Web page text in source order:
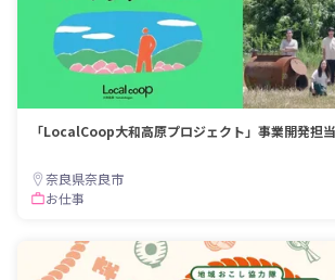
「LocalCoop大和高原プロジェクト」事業開発担
奈良県奈良市
お仕事